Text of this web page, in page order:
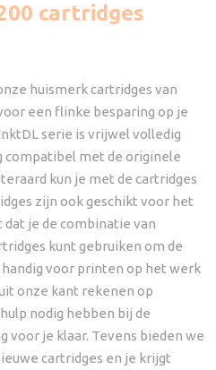
cartridges
huismerk cartridges van
een flinke besparing op je
serie is vrijwel volledig
compatibel met de originele
kun je met de cartridges
zijn ook geschikt voor het
je de combinatie van
kunt gebruiken om de
voor printen op het werk
onze kant rekenen op
nodig hebben bij de
voor je klaar. Tevens bieden we
cartridges en je krijgt